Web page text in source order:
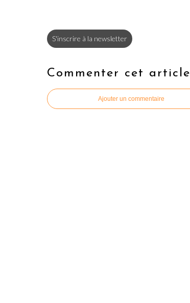
S'inscrire à la newsletter
Commenter cet article
Ajouter un commentaire